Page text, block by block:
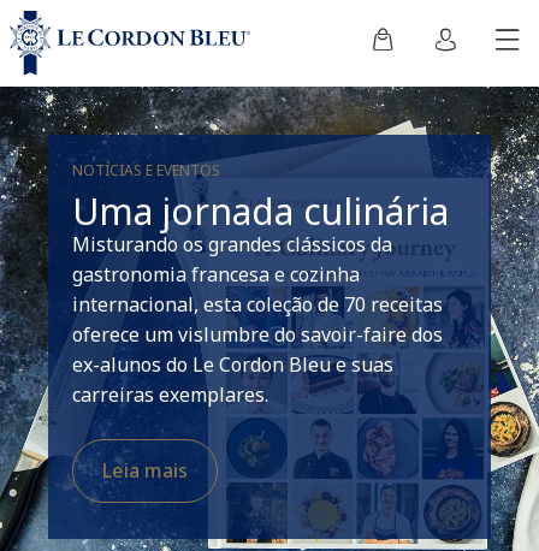
NOTÍCIAS E EVENTOS
Uma jornada culinária
Misturando os grandes clássicos da
gastronomia francesa e cozinha
internacional, esta coleção de 70 receitas
oferece um vislumbre do savoir-faire dos
ex-alunos do Le Cordon Bleu e suas
carreiras exemplares.
Leia mais